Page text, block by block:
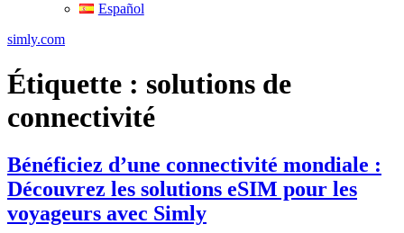
Español
simly.com
Étiquette : solutions de
connectivité
Bénéficiez d’une connectivité mondiale :
Découvrez les solutions eSIM pour les
voyageurs avec Simly